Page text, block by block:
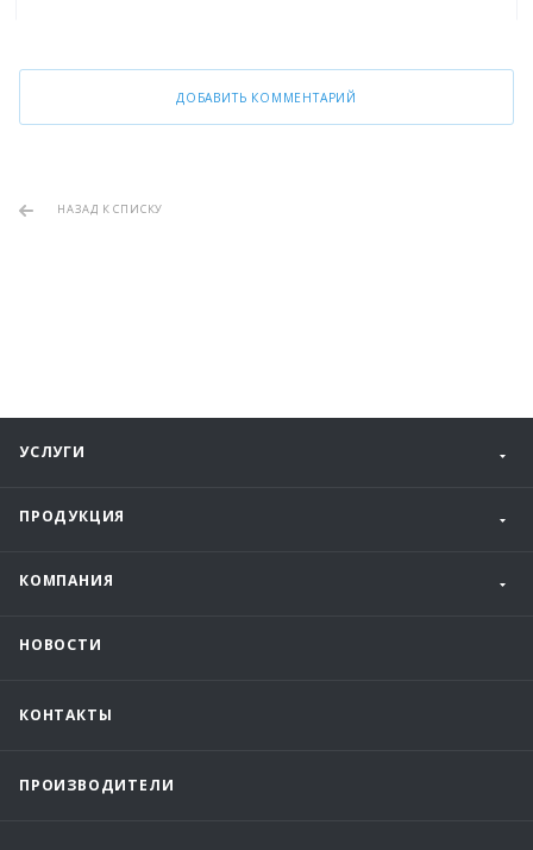
ДОБАВИТЬ КОММЕНТАРИЙ
НАЗАД К СПИСКУ
УСЛУГИ
ПРОДУКЦИЯ
КОМПАНИЯ
НОВОСТИ
КОНТАКТЫ
ПРОИЗВОДИТЕЛИ